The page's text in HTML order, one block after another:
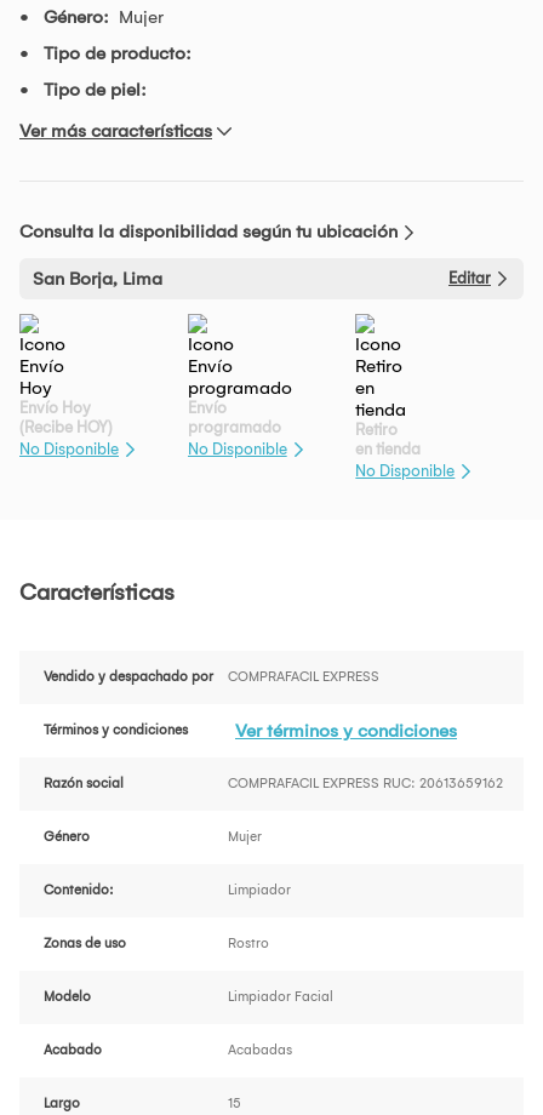
Género: Mujer
Tipo de producto:
Tipo de piel:
Ver más características
Consulta la disponibilidad según tu ubicación
San Borja, Lima Editar
Envío Hoy
(Recibe HOY)
No Disponible
Envío
programado
No Disponible
Retiro
en tienda
No Disponible
Características
Vendido y despachado por COMPRAFACIL EXPRESS
Términos y condiciones Ver términos y condiciones
Razón social COMPRAFACIL EXPRESS RUC: 20613659162
Género Mujer
Contenido: Limpiador
Zonas de uso Rostro
Modelo Limpiador Facial
Acabado Acabadas
Largo 15